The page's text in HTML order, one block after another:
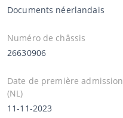
Documents néerlandais
Numéro de châssis
26630906
Date de première admission
(NL)
11-11-2023